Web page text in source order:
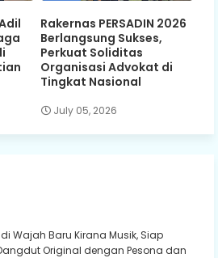
Rakernas PERSADIN 2026
Berlangsung Sukses,
Perkuat Soliditas
Organisasi Advokat di
Tingkat Nasional
July 05, 2026
Wajah Baru Kirana Musik, Siap
Original dengan Pesona dan